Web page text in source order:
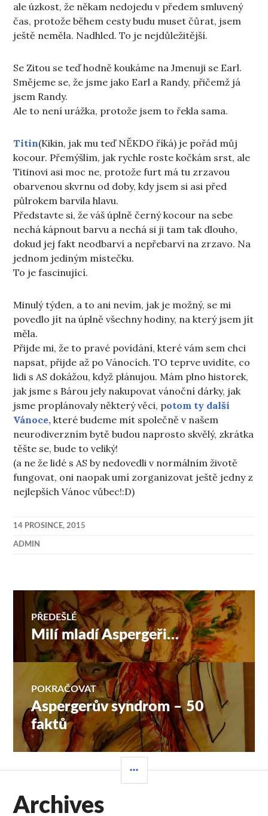
ale úzkost, že někam nedojedu v předem smluvený
čas, protože během cesty budu muset čůrat, jsem
ještě neměla. Nadhled. To je nejdůležitější.
Se Zitou se teď hodně koukáme na Jmenuji se Earl.
Smějeme se, že jsme jako Earl a Randy, přičemž já
jsem Randy.
Ale to není urážka, protože jsem to řekla sama.
Titin(Kikin, jak mu teď NĚKDO říká) je pořád můj
kocour. Přemýšlím, jak rychle roste kočkám srst, ale
Titinovi asi moc ne, protože furt má tu zrzavou
obarvenou skvrnu od doby, kdy jsem si asi před
půlrokem barvila hlavu.
Představte si, že váš úplně černý kocour na sebe
nechá kápnout barvu a nechá si ji tam tak dlouho,
dokud jej fakt neodbarví a nepřebarví na zrzavo. Na
jednom jediným místečku.
To je fascinující.
Minulý týden, a to ani nevím, jak je možný, se mi
povedlo jít na úplně všechny hodiny, na který jsem jít
měla.
Přijde mi, že to pravé povídání, které vám sem chci
napsat, přijde až po Vánocích. TO teprve uvidíte, co
lidi s AS dokážou, když plánujou. Mám plno historek,
jak jsme s Bárou jely nakupovat vánoční dárky, jak
jsme proplánovaly některý věci, potom ty další
Vánoce, které budeme mít společně v našem
neurodiverzním bytě budou naprosto skvělý, zkrátka
těšte se, bude to veliký!
(a ne že lidé s AS by nedovedli v normálním životě
fungovat, oni naopak umí zorganizovat ještě jedny z
nejlepších Vánoc vůbec!:D)
14 PROSINCE, 2015
ADMIN
Navigace
pro
příspěvek
PŘEDEŠLÉ
Předchozí
příspěvek:
Milí mladí Aspergeři…
POKRAČOVAT
Následující
příspěvek:
Aspergerův syndrom – 50
faktů
PANEL
Archives